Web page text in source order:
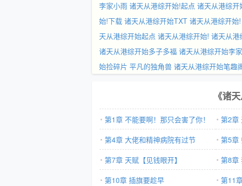
李家小雨 诸天从港综开始!起点 诸天从港综开
始!下载 诸天从港综开始TXT 诸天从港综开始
天从港综开始起点 诸天从港综开始! 诸天从港
诸天从港综开始多子多福 诸天从港综开始李
始捡碎片 平凡的独角兽 诸天从港综开始笔趣
《诸
第1章 不能要啊！那只会害了你！ 第2章
第4章 大佬和精神病院有过节 第5章
第7章 天赋【见钱眼开】
第8章
第10章 插旗要趁早
第11